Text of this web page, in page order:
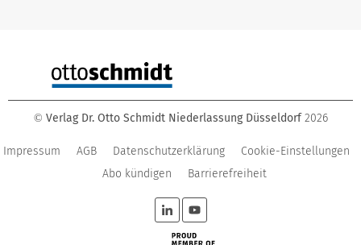
© Verlag Dr. Otto Schmidt Niederlassung Düsseldorf 2026
Impressum AGB Datenschutzerklärung
Cookie-Einstellungen
Abo kündigen
Barrierefreiheit